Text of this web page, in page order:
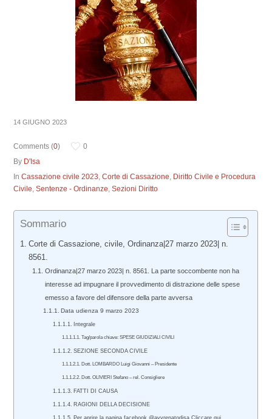
14 GIUGNO 2023
Comments (0)
0
By D'Isa
InCassazione civile 2023,Corte di Cassazione, Diritto Civile e Procedura
Civile,Sentenze - Ordinanze,Sezioni Diritto
Sommario
Corte di Cassazione, civile, Ordinanza|27 marzo 2023| n.
8561.
Ordinanza|27 marzo 2023| n. 8561. La parte soccombente non ha
interesse ad impugnare il provvedimento di distrazione delle spese
emesso a favore del difensore della parte avversa
Data udienza 9 marzo 2023
Integrale
Tag/parola chiave: SPESE GIUDIZIALI CIVILI
SEZIONE SECONDA CIVILE
Dott. LOMBARDO Luigi Giovanni – Presidente
Dott. OLIVIERI Stefano – rel. Consigliere
FATTI DI CAUSA
RAGIONI DELLA DECISIONE
Per aprire la pagina facebook @avvrenatodisa Cliccare qui